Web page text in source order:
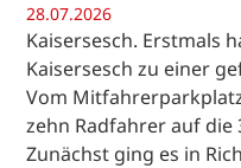
28.07.2026
Kaisersesch. Erstmals
Kaisersesch zu einer
Vom
zehn Radfahrer auf die
Zunächst ging es in